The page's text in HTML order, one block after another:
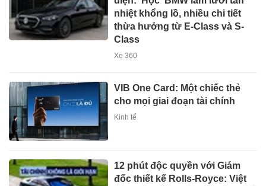
nhiệt khổng lồ, nhiều chi tiết
thừa hưởng từ E-Class và S-
Class
Xe 360
VIB One Card: Một chiếc thẻ
cho mọi giai đoạn tài chính
Kinh tế
12 phút độc quyền với Giám
đốc thiết kế Rolls-Royce: Việt